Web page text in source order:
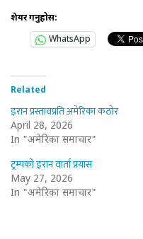
शेयर गर्नुहोस:
WhatsApp
Related
इरान प्रस्तावप्रति अमेरिका कठोर
April 28, 2026
In "अमेरिका समाचार"
ट्रम्पको इरान वार्ता प्रयास
May 27, 2026
In "अमेरिका समाचार"